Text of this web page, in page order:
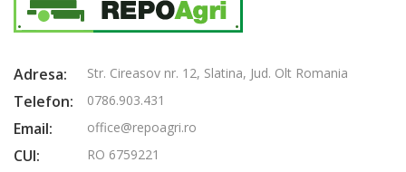
Adresa: Str. Cireasov nr. 12, Slatina, Jud. Olt Romania
Telefon: 0786.903.431
Email: office@repoagri.ro
CUI: RO 6759221